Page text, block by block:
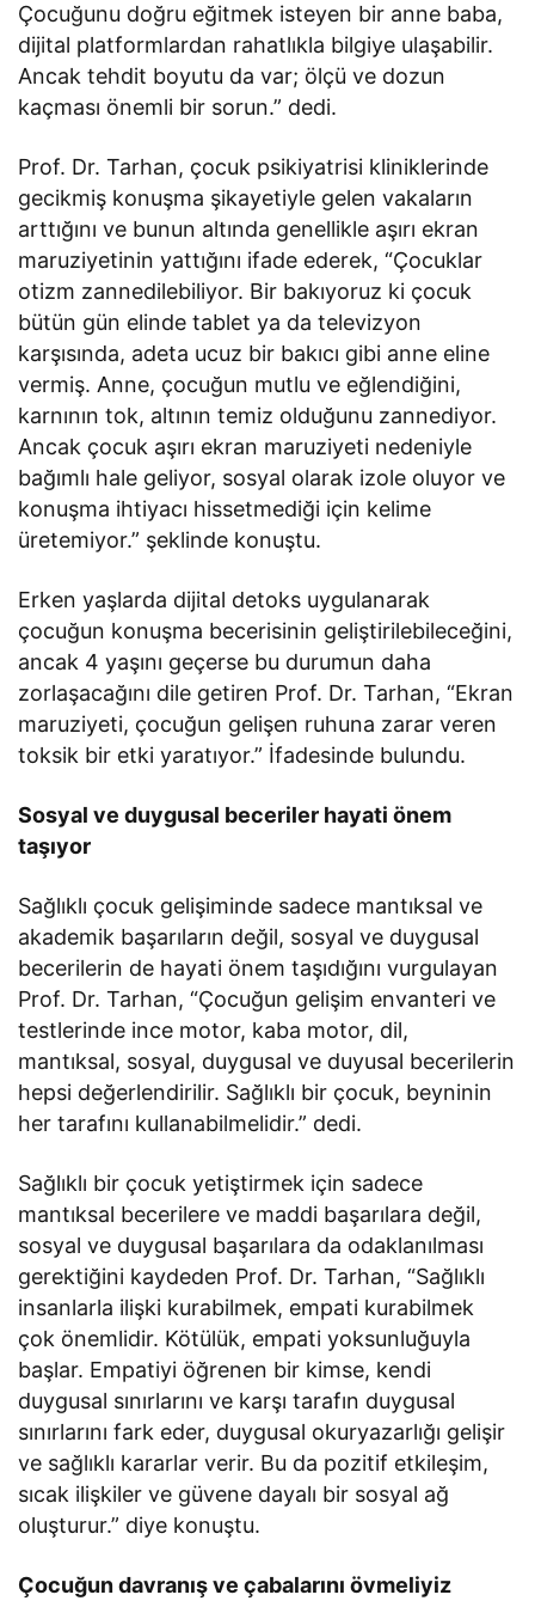
Çocuğunu doğru eğitmek isteyen bir anne baba,
dijital platformlardan rahatlıkla bilgiye ulaşabilir.
Ancak tehdit boyutu da var; ölçü ve dozun
kaçması önemli bir sorun.” dedi.
Prof. Dr. Tarhan, çocuk psikiyatrisi kliniklerinde
gecikmiş konuşma şikayetiyle gelen vakaların
arttığını ve bunun altında genellikle aşırı ekran
maruziyetinin yattığını ifade ederek, “Çocuklar
otizm zannedilebiliyor. Bir bakıyoruz ki çocuk
bütün gün elinde tablet ya da televizyon
karşısında, adeta ucuz bir bakıcı gibi anne eline
vermiş. Anne, çocuğun mutlu ve eğlendiğini,
karnının tok, altının temiz olduğunu zannediyor.
Ancak çocuk aşırı ekran maruziyeti nedeniyle
bağımlı hale geliyor, sosyal olarak izole oluyor ve
konuşma ihtiyacı hissetmediği için kelime
üretemiyor.” şeklinde konuştu.
Erken yaşlarda dijital detoks uygulanarak
çocuğun konuşma becerisinin geliştirilebileceğini,
ancak 4 yaşını geçerse bu durumun daha
zorlaşacağını dile getiren Prof. Dr. Tarhan, “Ekran
maruziyeti, çocuğun gelişen ruhuna zarar veren
toksik bir etki yaratıyor.” İfadesinde bulundu.
Sosyal ve duygusal beceriler hayati önem
taşıyor
Sağlıklı çocuk gelişiminde sadece mantıksal ve
akademik başarıların değil, sosyal ve duygusal
becerilerin de hayati önem taşıdığını vurgulayan
Prof. Dr. Tarhan, “Çocuğun gelişim envanteri ve
testlerinde ince motor, kaba motor, dil,
mantıksal, sosyal, duygusal ve duyusal becerilerin
hepsi değerlendirilir. Sağlıklı bir çocuk, beyninin
her tarafını kullanabilmelidir.” dedi.
Sağlıklı bir çocuk yetiştirmek için sadece
mantıksal becerilere ve maddi başarılara değil,
sosyal ve duygusal başarılara da odaklanılması
gerektiğini kaydeden Prof. Dr. Tarhan, “Sağlıklı
insanlarla ilişki kurabilmek, empati kurabilmek
çok önemlidir. Kötülük, empati yoksunluğuyla
başlar. Empatiyi öğrenen bir kimse, kendi
duygusal sınırlarını ve karşı tarafın duygusal
sınırlarını fark eder, duygusal okuryazarlığı gelişir
ve sağlıklı kararlar verir. Bu da pozitif etkileşim,
sıcak ilişkiler ve güvene dayalı bir sosyal ağ
oluşturur.” diye konuştu.
Çocuğun davranış ve çabalarını övmeliyiz